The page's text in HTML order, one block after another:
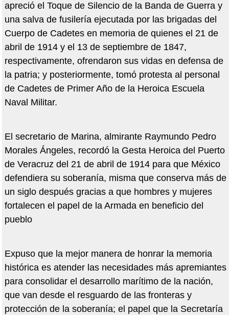
apreció el Toque de Silencio de la Banda de Guerra y
una salva de fusilería ejecutada por las brigadas del
Cuerpo de Cadetes en memoria de quienes el 21 de
abril de 1914 y el 13 de septiembre de 1847,
respectivamente, ofrendaron sus vidas en defensa de
la patria; y posteriormente, tomó protesta al personal
de Cadetes de Primer Año de la Heroica Escuela
Naval Militar.
El secretario de Marina, almirante Raymundo Pedro
Morales Ángeles, recordó la Gesta Heroica del Puerto
de Veracruz del 21 de abril de 1914 para que México
defendiera su soberanía, misma que conserva más de
un siglo después gracias a que hombres y mujeres
fortalecen el papel de la Armada en beneficio del
pueblo
Expuso que la mejor manera de honrar la memoria
histórica es atender las necesidades más apremiantes
para consolidar el desarrollo marítimo de la nación,
que van desde el resguardo de las fronteras y
protección de la soberanía; el papel que la Secretaría